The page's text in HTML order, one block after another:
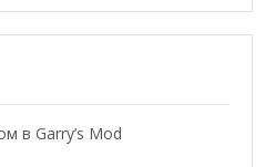
в Garry’s Mod